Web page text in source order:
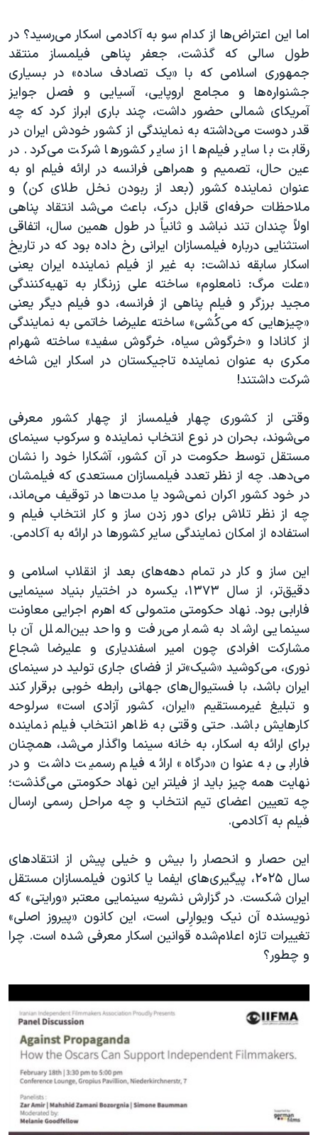
اما این اعتراض‌ها از کدام سو به آکادمی اسکار می‌رسید؟ در
طول سالی که گذشت، جعفر پناهی فیلمساز منتقد
جمهوری اسلامی که با «یک تصادف ساده» در بسیاری
جشنواره‌ها و مجامع اروپایی، آسیایی و فصل جوایز
آمریکای شمالی حضور داشت، چند باری ابراز کرد که چه
قدر دوست می‌داشته به نمایندگی از کشور خودش ایران در
رقابت با سایر فیلم‌ها از سایر کشورها شرکت می‌کرد. در
عین حال، تصمیم و همراهی فرانسه در ارائه فیلم او به
عنوان نماینده کشور (بعد از ربودن نخل طلای کن) و
ملاحظات حرفه‌ای قابل درک، باعث می‌شد انتقاد پناهی
اولاً چندان تند نباشد و ثانیاً در طول همین سال، اتفاقی
استثنایی درباره‌ فیلمسازان ایرانی رخ داده بود که در تاریخ
اسکار سابقه نداشت: به غیر از فیلم نماینده ایران یعنی
«علت مرگ: نامعلوم» ساخته علی زرنگار به تهیه‌کنندگی
مجید برزگر و فیلم پناهی از فرانسه، دو فیلم دیگر یعنی
«چیزهایی که می‌کُشی» ساخته علیرضا خاتمی به نمایندگی
از کانادا و «خرگوش سیاه، خرگوش سفید» ساخته شهرام
مکری به عنوان نماینده تاجیکستان در اسکار این شاخه
شرکت داشتند!
وقتی از کشوری چهار فیلمساز از چهار کشور معرفی
می‌شوند، بحران در نوع انتخاب نماینده و سرکوب سینمای
مستقل توسط حکومت در آن کشور، آشکارا خود را نشان
می‌دهد. چه از نظر تعدد فیلمسازان مستعدی که فیلمشان
در خود کشور اکران نمی‌شود یا مدت‌ها در توقیف می‌ماند،
چه از نظر تلاش برای دور زدن ساز و کار انتخاب فیلم و
استفاده از امکان نمایندگی سایر کشورها در ارائه به آکادمی.
این ساز و کار در تمام دهه‌های بعد از انقلاب اسلامی و
دقیق‌تر، از سال ۱۳۷۳، یکسره در اختیار بنیاد سینمایی
فارابی بود. نهاد حکومتی متمولی که اهرم اجرایی معاونت
سینمایی ارشاد به شمار می‌رفت و واحد بین‌الملل آن با
مشارکت افرادی چون امیر اسفندیاری و علیرضا شجاع
نوری، می‌کوشید «شیک»تر از فضای جاری تولید در سینمای
ایران باشد، با فستیوال‌های جهانی رابطه خوبی برقرار کند
و تبلیغ غیرمستقیم «ایران، کشور آزادی‌ است» سرلوحه
کارهایش باشد. حتی وقتی به ظاهر انتخاب فیلم نماینده
برای ارائه به اسکار، به خانه سینما واگذار می‌شد، همچنان
فارابی به عنوان «درگاه» ارائه فیلم رسمیت داشت و در
نهایت همه چیز باید از فیلتر این نهاد حکومتی می‌گذشت؛
چه تعیین اعضای تیم انتخاب و چه مراحل رسمی ارسال
فیلم به آکادمی.
این حصار و انحصار را بیش و خیلی پیش از انتقادهای
سال ۲۰۲۵، پیگیری‌های ایفما یا کانون فیلمسازان مستقل
ایران شکست. در گزارش نشریه سینمایی معتبر «ورایتی» که
نویسنده آن نیک ویوارِلی است، این کانون «پیروز اصلی»
تغییرات تازه اعلام‌شده قوانین اسکار معرفی شده است. چرا
و چطور؟